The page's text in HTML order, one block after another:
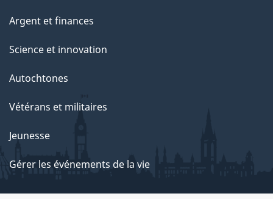
Argent et finances
Science et innovation
Autochtones
Vétérans et militaires
Jeunesse
Gérer les événements de la vie